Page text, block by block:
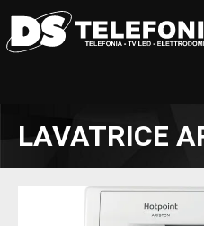
LAVATRICE